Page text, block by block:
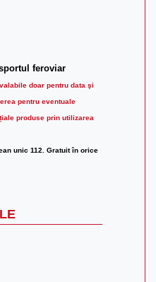
feroviar
doar pentru data şi
pentru eventuale
produse prin utilizarea
unic 112. Gratuit în orice